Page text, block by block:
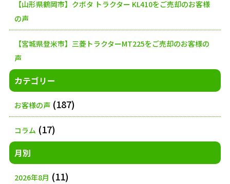
【山形県鶴岡市】クボタ トラクター KL410をご売却のお客様
の声
【宮城県登米市】三菱トラクターMT225をご売却のお客様の
声
カテゴリー
お客様の声(187)
コラム (17)
月別
2026年8月 (11)